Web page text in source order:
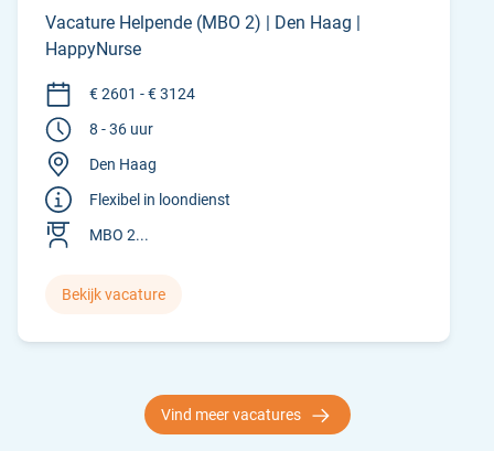
Vacature Helpende (MBO 2) | Den Haag |
HappyNurse
€ 2601 - € 3124
8 - 36 uur
Den Haag
Flexibel in loondienst
MBO 2...
Bekijk vacature
Vind meer vacatures